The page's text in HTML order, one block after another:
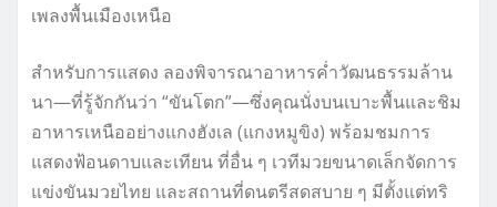
เพลงพื้นเมืองเหนือ
สำหรับการแสดง ลองพิจารณาอาหารค่ำวัฒนธรรมล้าน
นา—ที่รู้จักกันว่า “ขันโตก”—ซึ่งคุณนั่งบนเบาะพื้นและชิม
อาหารเหนืออย่างแกงฮังเล (แกงหมูขิง) พร้อมชมการ
แสดงฟ้อนดาบและเทียน ที่อื่น ๆ เวทีมวยขนาดเล็กจัดการ
แข่งขันมวยไทย และสถานที่ดนตรีสดสบาย ๆ มีตั้งแต่ทริ